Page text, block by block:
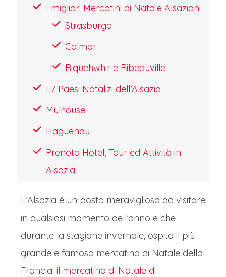
case a graticcio della Petite France si
specchiano nei canali tranquilli. Questo
quartiere, con i suoi ponti coperti e gli
e vin blanc. La città è anche la capitale
europea, ospitando il Parlamento nel
quartiere futuristico che dialoga con il
centro storico. A Strasburgo, il tempo
sembra scorrere a diverse velocità:
lento tra i vicoli acciottolati, dinamico
di luce e acqua, che d'inverno brilla dei
mercatini di Natale e d'estate fiorisce
lungo l'Ill. Un luogo dove la storia si fa
presente, e dove l'Europa respira, unita
e pacifica, tra le rive dei suoi fiumi.
I migliori Mercatini di Natale Alsaziani
Strasburgo
Colmar
Riquehwhir e Ribeauville
I 7 Paesi Natalizi dell’Alsazia
Mulhouse
Haguenau
Prenota Hotel, Tour ed Attività in
Alsazia
L’Alsazia è un posto meraviglioso da visitare
in qualsiasi momento dell’anno e che
durante la stagione invernale, ospita il più
grande e famoso mercatino di Natale della
Francia: il mercatino di Natale di